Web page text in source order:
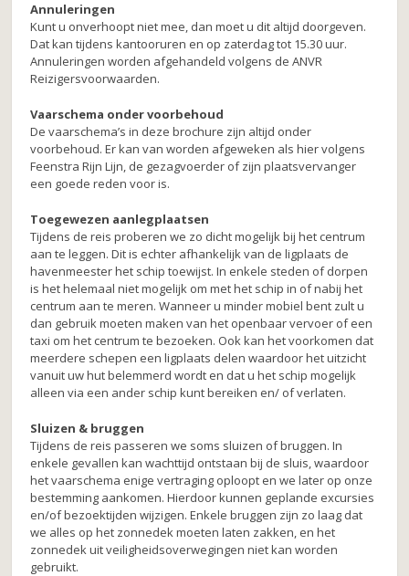
Annuleringen
Kunt u onverhoopt niet mee, dan moet u dit altijd doorgeven.
Dat kan tijdens kantooruren en op zaterdag tot 15.30 uur.
Annuleringen worden afgehandeld volgens de ANVR
Reizigersvoorwaarden.
Vaarschema onder voorbehoud
De vaarschema’s in deze brochure zijn altijd onder
voorbehoud. Er kan van worden afgeweken als hier volgens
Feenstra Rijn Lijn, de gezagvoerder of zijn plaatsvervanger
een goede reden voor is.
Toegewezen aanlegplaatsen
Tijdens de reis proberen we zo dicht mogelijk bij het centrum
aan te leggen. Dit is echter afhankelijk van de ligplaats de
havenmeester het schip toewijst. In enkele steden of dorpen
is het helemaal niet mogelijk om met het schip in of nabij het
centrum aan te meren. Wanneer u minder mobiel bent zult u
dan gebruik moeten maken van het openbaar vervoer of een
taxi om het centrum te bezoeken. Ook kan het voorkomen dat
meerdere schepen een ligplaats delen waardoor het uitzicht
vanuit uw hut belemmerd wordt en dat u het schip mogelijk
alleen via een ander schip kunt bereiken en/ of verlaten.
Sluizen & bruggen
Tijdens de reis passeren we soms sluizen of bruggen. In
enkele gevallen kan wachttijd ontstaan bij de sluis, waardoor
het vaarschema enige vertraging oploopt en we later op onze
bestemming aankomen. Hierdoor kunnen geplande excursies
en/of bezoektijden wijzigen. Enkele bruggen zijn zo laag dat
we alles op het zonnedek moeten laten zakken, en het
zonnedek uit veiligheidsoverwegingen niet kan worden
gebruikt.